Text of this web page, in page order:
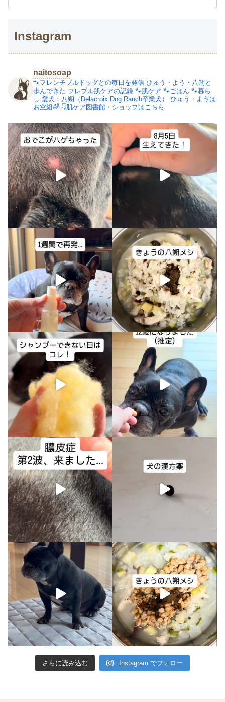
Instagram
naitosoap
🐾フレンチブルドッグとの毎日を発信 ひゅう・よう・八朔と
歩んできた フレブル肌ケアの記録 🐾肌ケア 🐾ごはん 🐾暮ら
し 愛犬：八朔（Delacroix Dog Ranch卒業犬）
ひゅう・ようは
お空組🌈 👇肌ケア図書館・ショップはこちら
さらに読み込む Instagram でフォロー